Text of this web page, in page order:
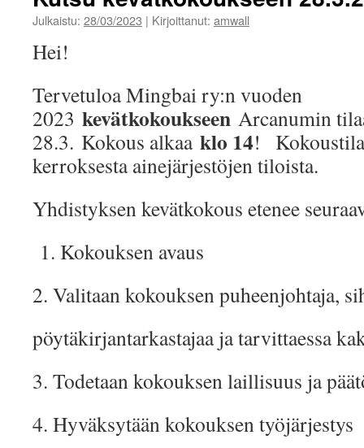
Julkaistu: 28/03/2023 | Kirjoittanut: amwall
Hei!
Tervetuloa Mingbai ry:n vuoden
2023 kevätkokoukseen Arcanumin
28.3. Kokous alkaaklo 14!
kerroksesta ainejärjestöjen tiloista.
Yhdistyksen kevätkokous etenee
1. Kokouksen avaus
2. Valitaan kokouksen puheenjohtaja,
pöytäkirjantarkastajaa ja tarvittaessa
3. Todetaan kokouksen laillisuus ja
4. Hyväksytään kokouksen työjärjestys